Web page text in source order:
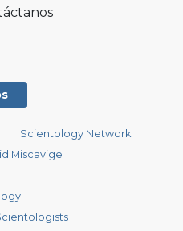
Scientology Network
Miscavige